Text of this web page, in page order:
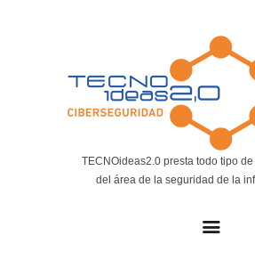
TECNOideas2.0 presta todo tipo
del área de la seguridad de la
BLOG
Noticias tecnológicas.